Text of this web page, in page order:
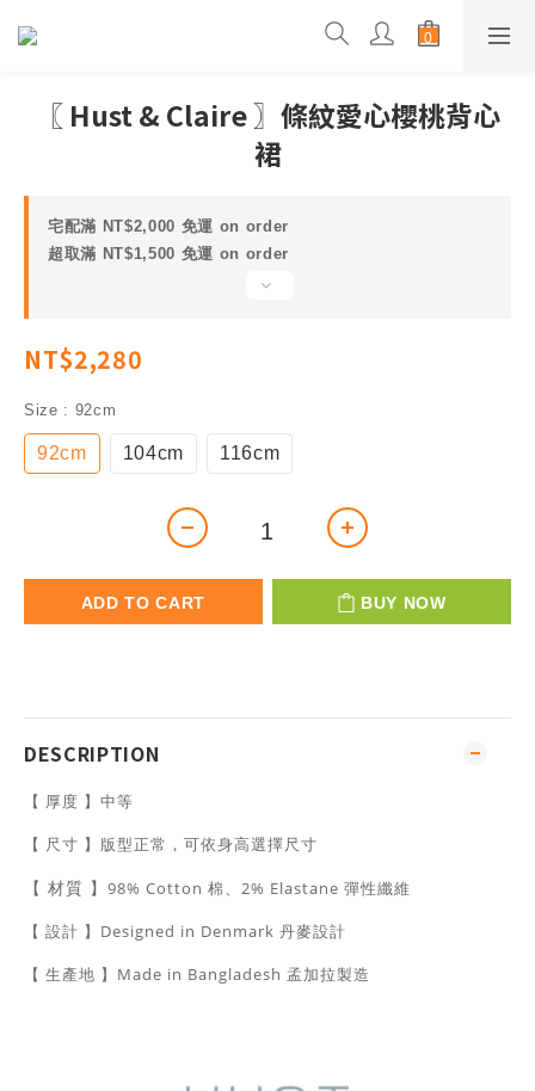
〖 Hust & Claire 〗條紋愛心櫻桃背心
裙
宅配滿 NT$2,000 免運 on order
超取滿 NT$1,500 免運 on order
NT$2,280
Size : 92cm
92cm 104cm 116cm
ADD TO CART BUY NOW
DESCRIPTION
【 厚度 】中等
【 尺寸 】版型正常，可依身高選擇尺寸
【 材質 】 98% Cotton 棉、2% Elastane 彈性纖維
【 設計 】Designed in Denmark 丹麥設計
【 生產地 】Made in Bangladesh 孟加拉製造